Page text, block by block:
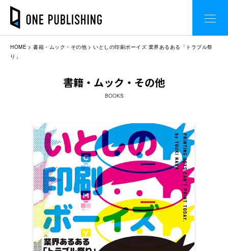
HOME 書籍・ムック・その他
いとしの印刷ボーイズ 業界あるある「トラブル祭
り」
書籍・ムック・その他
BOOKS